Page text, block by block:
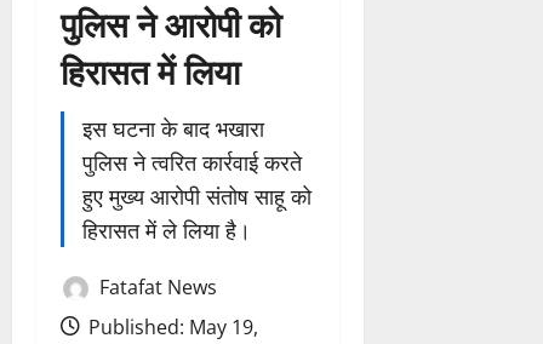
पुलिस ने आरोपी को
हिरासत में लिया
इस घटना के बाद भखारा
पुलिस ने त्वरित कार्रवाई करते
हुए मुख्य आरोपी संतोष साहू को
हिरासत में ले लिया है।
Fatafat News
Published: May 19,